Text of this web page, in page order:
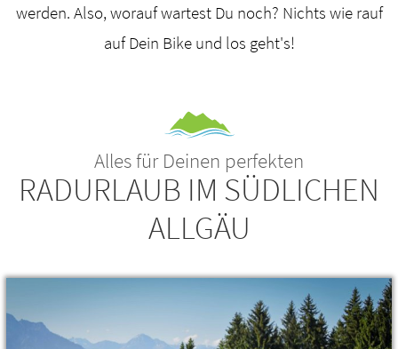
werden. Also, worauf wartest Du noch? Nichts wie rauf
auf Dein Bike und los geht's!
Alles für Deinen perfekten
RADURLAUB IM SÜDLICHEN
ALLGÄU